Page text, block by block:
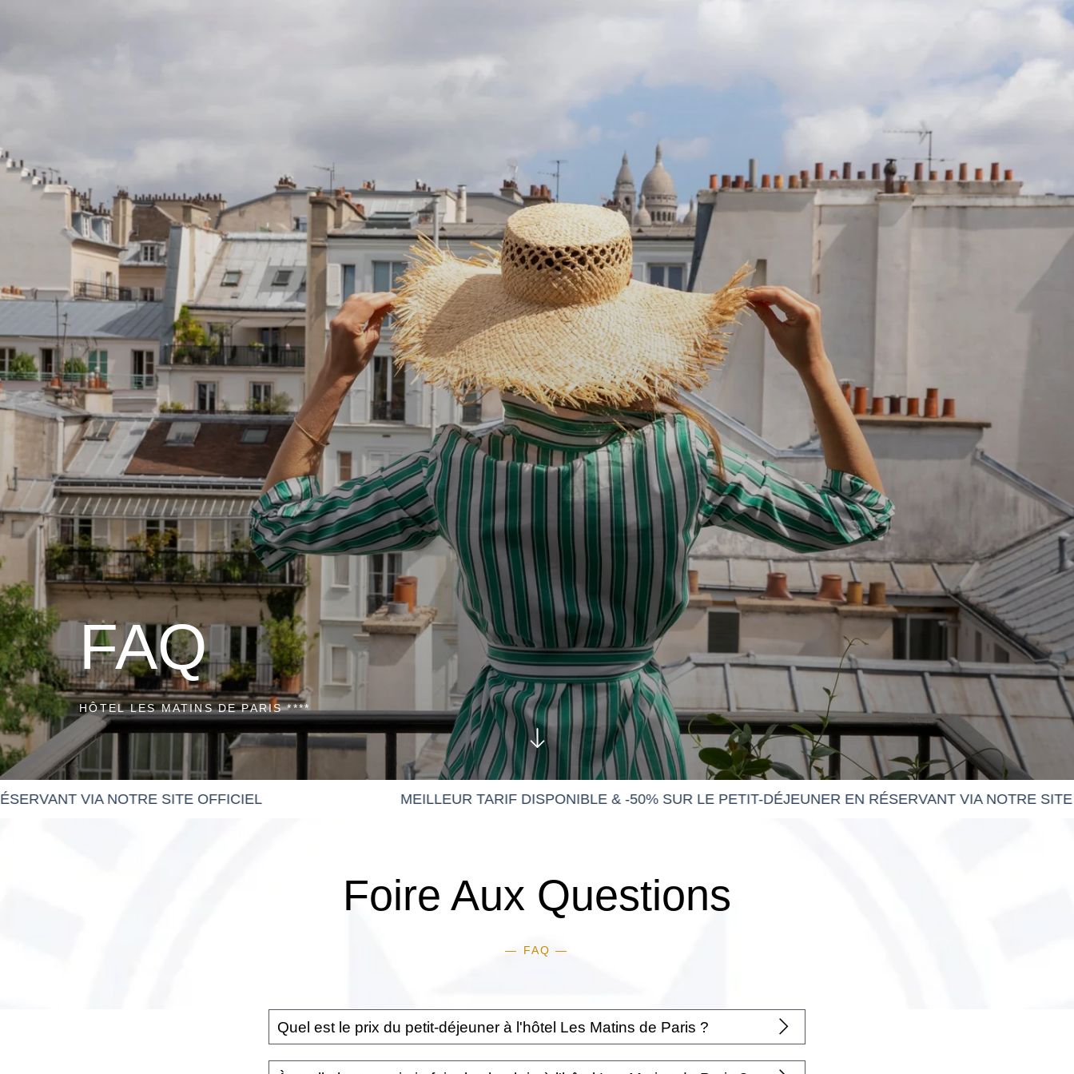
FAQ
HÔTEL LES MATINS DE PARIS ****
NOTRE SITE OFFICIEL
Foire Aux Questions
— FAQ —
Quel est le prix du petit-déjeuner à l'hôtel Les Matins de Paris ?
À l'hôtel Les Matins de Paris, le petit-déjeuner est servi au tarif de 21€, mais est proposé à -50% sur
Offres Spéciales